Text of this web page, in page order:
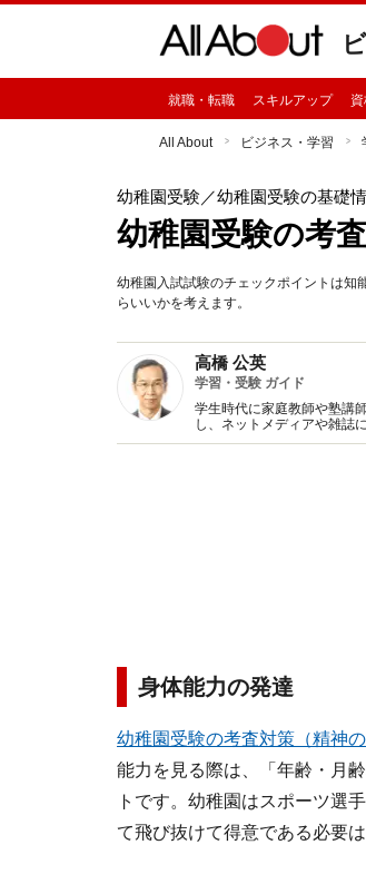
就職・転職 スキルアップ
All About ビジネス・学習
幼稚園受験 ／幼稚園受験の基礎
幼稚園受験の考
幼稚園入試試験のチェックポイントは知
らいいかを考えます。
高橋 公英
学習・受験 ガイド
学生時代に家庭教師や塾講
し、ネットメディアや雑誌
二人が東大生。
身体能力の発達
幼稚園受験の考査対策（精神の
能力を見る際は、「年齢・月
トです。幼稚園はスポーツ選
て飛び抜けて得意である必要は